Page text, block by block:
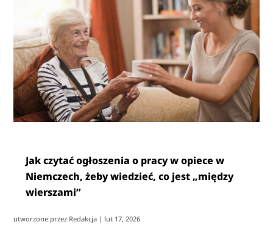
Jak czytać ogłoszenia o pracy w opiece w
Niemczech, żeby wiedzieć, co jest „między
wierszami”
utworzone przez Redakcja | lut 17, 2026